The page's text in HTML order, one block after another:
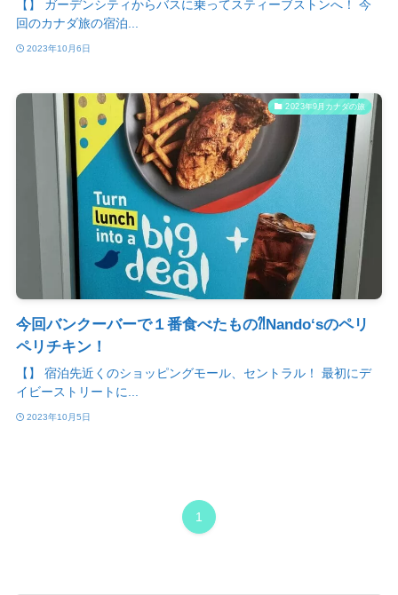
【】 ガーデンシティからバスに乗ってスティーブストンへ！ 今
回のカナダ旅の宿泊...
2023年10月6日
2023年9月カナダの旅
今回バンクーバーで１番食べたもの⁈Nando‘sのペリ
ペリチキン！
【】 宿泊先近くのショッピングモール、セントラル！ 最初にデ
イビーストリートに...
2023年10月5日
1